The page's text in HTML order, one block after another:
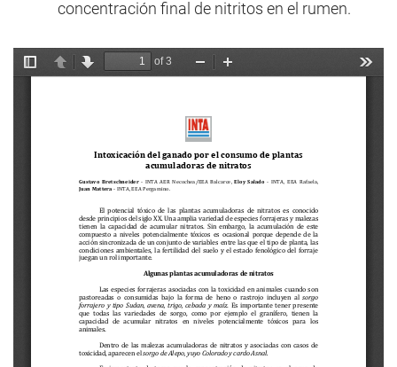
concentración final de nitritos en el rumen.